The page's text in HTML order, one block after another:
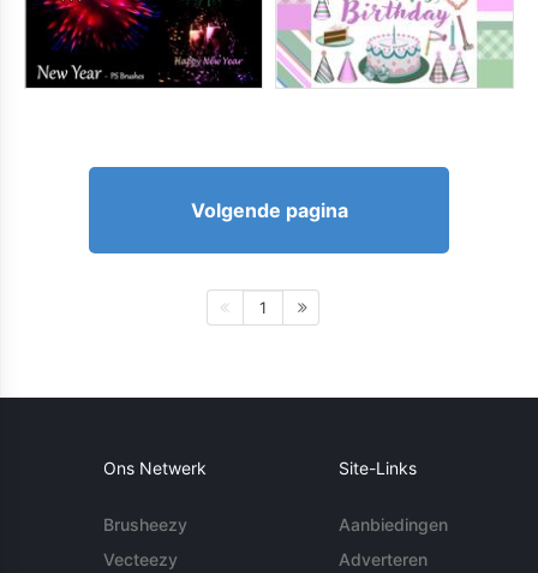
Volgende pagina
1
Ons Netwerk
Brusheezy
Vecteezy
Site-Links
Aanbiedingen
Adverteren